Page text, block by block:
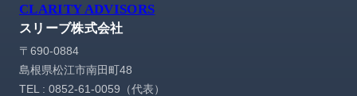
CLARITY ADVISORS
スリーブ株式会社
〒690-0884
島根県松江市南田町48
TEL : 0852-61-0059（代表）